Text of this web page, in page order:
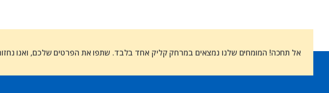
אל תחכה! המומחים שלנו נמצאים במרחק קליק אחד בלבד. שתפו את הפרטים שלכם, ואנו